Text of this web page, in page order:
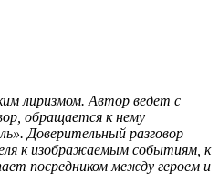
лиризмом. Автор ведет с
обращается к нему
Доверительный разговор
к изображаемым событиям, к
посредником между героем и